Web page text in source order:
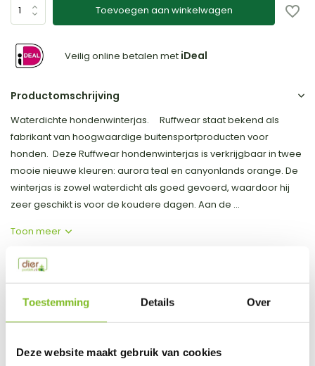
Toestemming Details Over
Deze website maakt gebruik van cookies
Toevoegen aan winkelwagen
Veilig online betalen met iDeal
Productomschrijving
Waterdichte hondenwinterjas. Ruffwear staat bekend als
fabrikant van hoogwaardige buitensportproducten voor
honden. Deze Ruffwear hondenwinterjas is verkrijgbaar in twee
mooie nieuwe kleuren: aurora teal en canyonlands orange. De
winterjas is zowel waterdicht als goed gevoerd, waardoor hij
zeer geschikt is voor de koudere dagen. Aan de ...
Toon meer
Productspecificaties
EAN 748960175375